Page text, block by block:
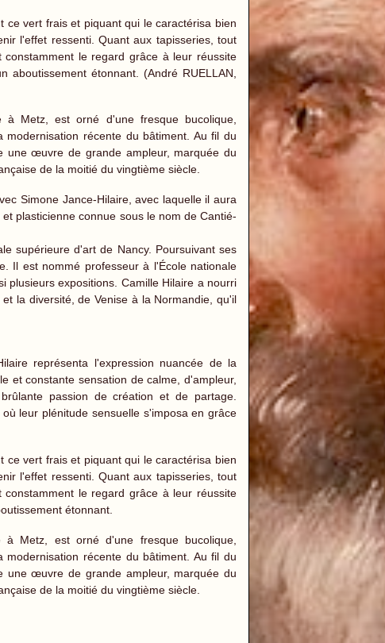
ce vert frais et piquant qui le caractérisa bien
l'effet ressenti. Quant aux tapisseries, tout
le regard grâce à leur réussite
étonnant. (André RUELLAN,
Metz, est orné d'une fresque bucolique,
récente du bâtiment. Au fil du
une œuvre de grande ampleur, marquée du
de la moitié du vingtième siècle.
Simone Jance-Hilaire, avec laquelle il aura
plasticienne connue sous le nom de Cantié-
supérieure d'art de Nancy. Poursuivant ses
Il est nommé professeur à l'École nationale
plusieurs expositions. Camille Hilaire a nourri
la diversité, de Venise à la Normandie, qu'il
représenta l'expression nuancée de la
et constante sensation de calme, d'ampleur,
passion de création et de partage.
leur plénitude sensuelle s'imposa en grâce
ce vert frais et piquant qui le caractérisa bien
l'effet ressenti. Quant aux tapisseries, tout
le regard grâce à leur réussite
étonnant.
Metz, est orné d'une fresque bucolique,
récente du bâtiment. Au fil du
une œuvre de grande ampleur, marquée du
de la moitié du vingtième siècle.